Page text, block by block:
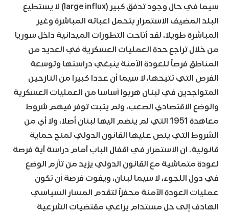
سيما في حال وجود تدفق كبير (large influx) لا يستطيع
البلد المضيف الاستمرار بتحمل اعبائه المباشرة وغير
المباشرة طويلا. لقد أتاحت التطورات الميدانية داخل سوريا
من خلال تراجع حدة العمليات العسكرية في العديد من
المناطق فرصاً للعودة الآمنة ينبغي دراستها وتوسعة
الفرص التي تتيحها، لا سيما أن عددا كبيرا من النازحين
المتواجدين في لبنان هربوا أساسا من العمليات العسكرية
والوضع الاقتصادي الصعب، ولم يثبت توفر فيهم شروط
معاهدة 1951 التي لم ينضم اليها لبنان أصلا، ولا أي من
الشروط التي ينص عليها القانون الدولي لمنح حماية
قانونية. ان الاستمرار في اقفال الباب أمام دراسة أية فرصة
لعودة متماشية مع القانون الدولي يزيد من تأزم الوضع
في دول اللجوء، لا سيما لبنان، ويفوت فرصة أن تكون
عمليات العودة الآمنة محفزاً لتقدم المسار السياسي
الهادف إلى حل مستدام يراعي مقتضيات الشرعية